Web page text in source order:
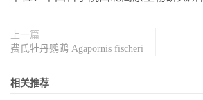
上一篇
费氏牡丹鹦鹉 Agapornis fischeri
相关推荐